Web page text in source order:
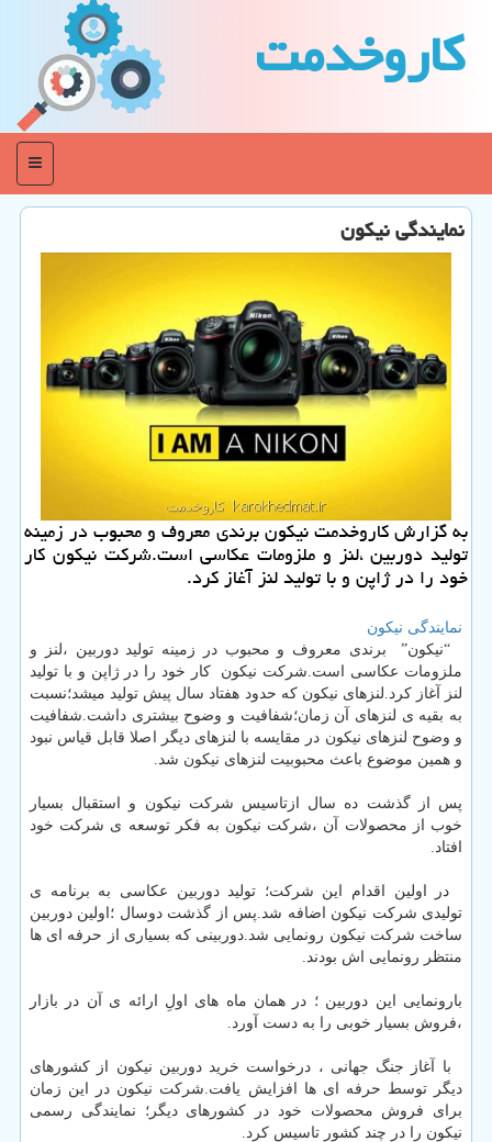
كاروخدمت
منو
نمایندگی نیكون
به گزارش كاروخدمت نیكون برندی معروف و محبوب در زمینه
تولید دوربین ،لنز و ملزومات عكاسی است.شركت نیكون كار
خود را در ژاپن و با تولید لنز آغاز كرد.
نمایندگی نیکون
“نیکون” برندی معروف و محبوب در زمینه تولید دوربین ،لنز و
ملزومات عکاسی است.شرکت نیکون کار خود را در ژاپن و با تولید
لنز آغاز کرد.لنزهای نیکون که حدود هفتاد سال پیش تولید میشد؛نسبت
به بقیه ی لنزهای آن زمان؛شفافیت و وضوح بیشتری داشت.شفافیت
و وضوح لنزهای نیکون در مقایسه با لنزهای دیگر اصلا قابل قیاس نبود
و همین موضوع باعث محبوبیت لنزهای نیکون شد.
پس از گذشت ده سال ازتاسیس شرکت نیکون و استقبال بسیار
خوب از محصولات آن ،شرکت نیکون به فکر توسعه ی شرکت خود
افتاد.
در اولین اقدام این شرکت؛ تولید دوربین عکاسی به برنامه ی
تولیدی شرکت نیکون اضافه شد.پس از گذشت دوسال ؛اولین دوربین
ساخت شرکت نیکون رونمایی شد.دوربینی که بسیاری از حرفه ای ها
منتظر رونمایی اش بودند.
بارونمایی این دوربین ؛ در همان ماه های اولِ ارائه ی آن در بازار
،فروش بسیار خوبی را به دست آورد.
با آغاز جنگ جهانی ، درخواست خرید دوربین نیکون از کشورهای
دیگر توسط حرفه ای ها افزایش یافت.شرکت نیکون در این زمان
برای فروش محصولات خود در کشورهای دیگر؛ نمایندگی رسمی
نیکون را در چند کشور تاسیس کرد.